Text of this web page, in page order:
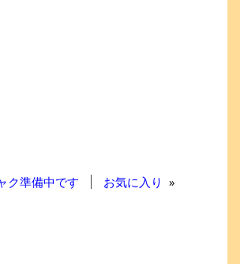
ク準備中です お気に入り »